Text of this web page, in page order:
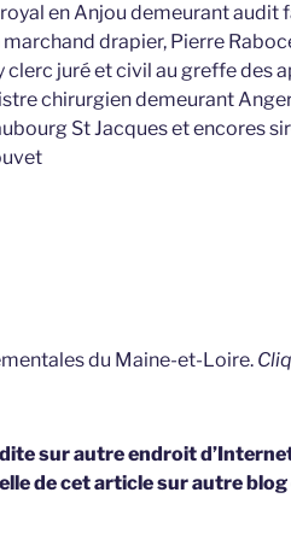
en Anjou demeurant audit
drapier, Pierre
juré et civil au greffe des
chirurgien demeurant
St Jacques et encores
du Maine-et-Loire.
sur autre endroit
de cet article sur autre